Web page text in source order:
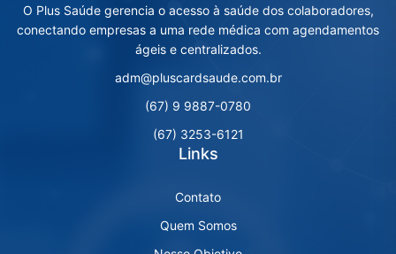
O Plus Saúde gerencia o acesso à saúde dos colaboradores,
conectando empresas a uma rede médica com agendamentos
ágeis e centralizados.
adm@pluscardsaude.com.br
(67) 9 9887-0780
(67) 3253-6121
Links
Contato
Quem Somos